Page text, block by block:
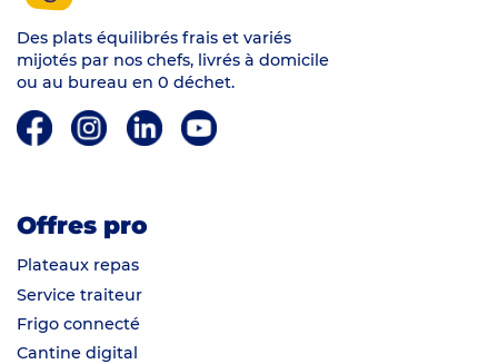
Des plats équilibrés frais et variés
mijotés par nos chefs, livrés à domicile
ou au bureau en 0 déchet.
Offres pro
Plateaux repas
Service traiteur
Frigo connecté
Cantine digital